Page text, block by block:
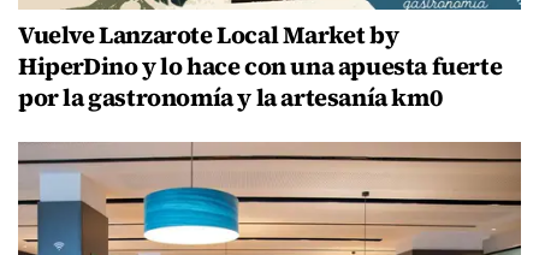
Vuelve Lanzarote Local Market by
HiperDino y lo hace con una apuesta fuerte
por la gastronomía y la artesanía km0